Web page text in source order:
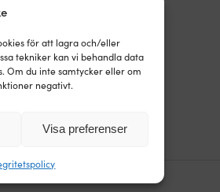
för att lagra och/eller
tekniker kan vi behandla data
Om du inte samtycker eller om
negativt.
Visa preferenser